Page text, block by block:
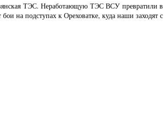
ТЭС. Неработающую ТЭС ВСУ превратили в
на подступах к Ореховатке, куда наши заходят с